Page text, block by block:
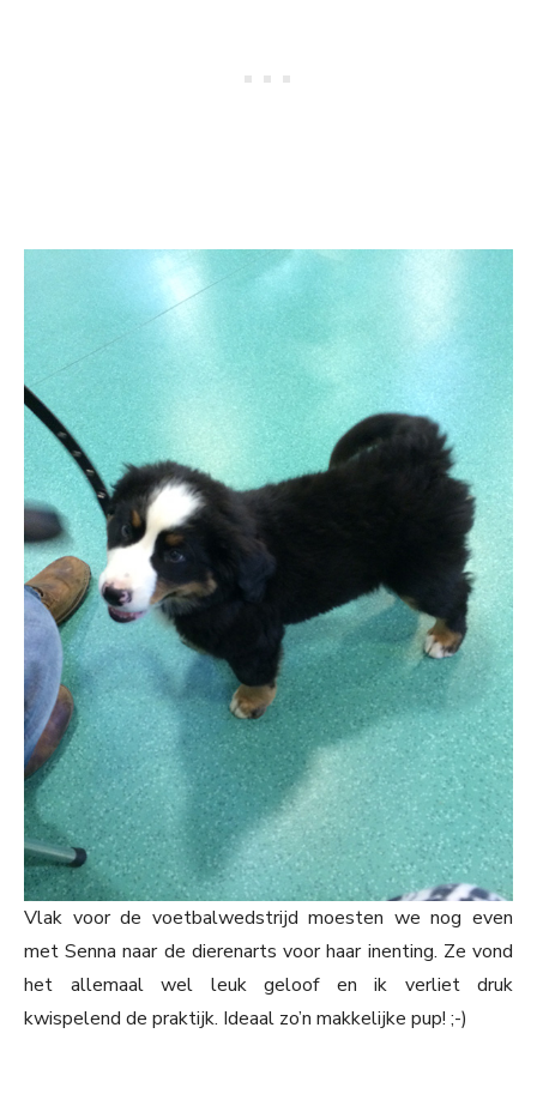
Vlak voor de voetbalwedstrijd moesten we nog even
met Senna naar de dierenarts voor haar inenting. Ze vond
het allemaal wel leuk geloof en ik verliet druk
kwispelend de praktijk. Ideaal zo’n makkelijke pup! ;-)